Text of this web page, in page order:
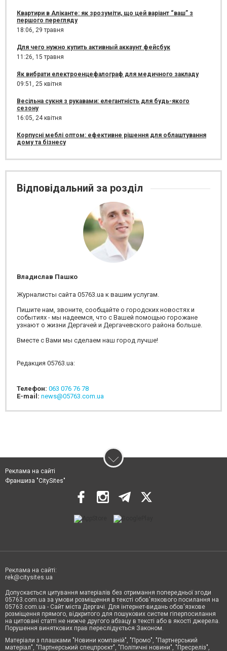
Квартири в Аліканте: як зрозуміти, що цей варіант “ваш” з
першого перегляду
18:06, 29 травня
Для чего нужно купить активный аккаунт фейсбук
11:26, 15 травня
Як вибрати електроенцефалограф для медичного закладу
09:51, 25 квітня
Весільна сукня з рукавами: елегантність для будь-якого
сезону
16:05, 24 квітня
Корпусні меблі оптом: ефективне рішення для облаштування
дому та бізнесу
Відповідальний за розділ
Владислав Пашко
Журналисты сайта 05763.ua к вашим услугам.
Пишите нам, звоните, сообщайте о городских новостях и
событиях - мы надеемся, что с Вашей помощью горожане
узнают о жизни Дергачей и Дергачевского района больше.
Вместе с Вами мы сделаем наш город лучше!
Редакция 05763.ua:
Телефон: 063 076 76 78
E-mail: news@05763.com.ua
Реклама на сайті
Франшиза "CitySites"
Реклама на сайті:
rek@citysites.ua
Допускається цитування матеріалів без отримання попередньої згоди
05763.com.ua за умови розміщення в тексті обов'язкового посилання на
05763.com.ua - Сайт міста Дергачі. Для інтернет-видань обов'язкове
розміщення прямого, відкритого для пошукових систем гіперпосилання
на цитовані статті не нижче другого абзацу в тексті або в якості джерела.
Порушення виняткових прав переслідується Законом.
Матеріали з плашками "Новини компаній", "Промо", "Партнерський
матеріал", "Партнерський спецпроєкт", "Політичні новини", "Пресреліз",